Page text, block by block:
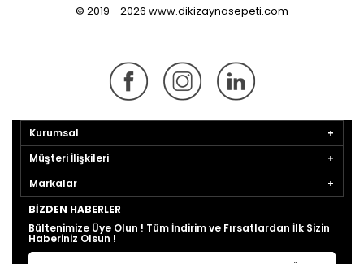
© 2019 - 2026 www.dikizaynasepeti.com
Kurumsal
Müşteri İlişkileri
Markalar
BIZDEN HABERLER
Bültenimize Üye Olun ! Tüm İndirim ve Fırsatlardan İlk Sizin
Haberiniz Olsun !